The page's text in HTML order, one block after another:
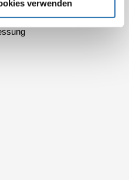
verwenden